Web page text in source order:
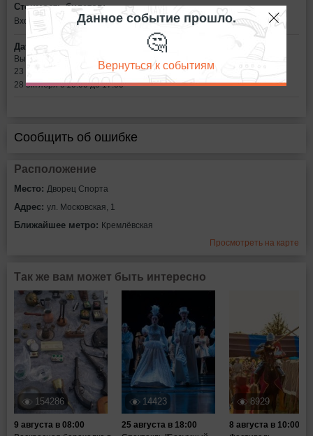
Стоимость билетов:
Вход свободный
Дата:
Выставка будет работать
23 - 27 октября с 10:00 до 19:00
28 октября с 10:00 до 17:00
Сообщить об ошибке
Расположение
Место: Дворец Спорта
Адрес: ул. Московская, 1
Ближайшее метро: Кремлёвская
Просмотреть на карте
Так же вам может быть интересно
154286
9 августа в 08:00
14423
25 августа в 18:00
8929
8 августа в 10:00
Данное событие прошло.
🤔
Вернуться к событиям